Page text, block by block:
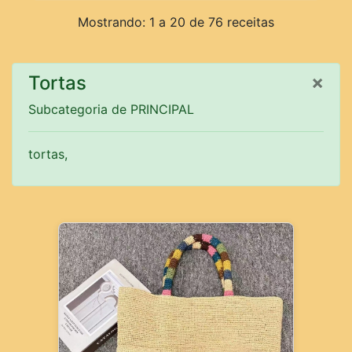
Mostrando: 1 a 20 de 76 receitas
×
Tortas
Subcategoria de PRINCIPAL
tortas,